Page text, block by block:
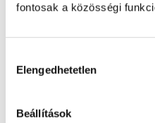
fontosak a közösségi
kiválasztása
Elengedhetetlen
Beállítások